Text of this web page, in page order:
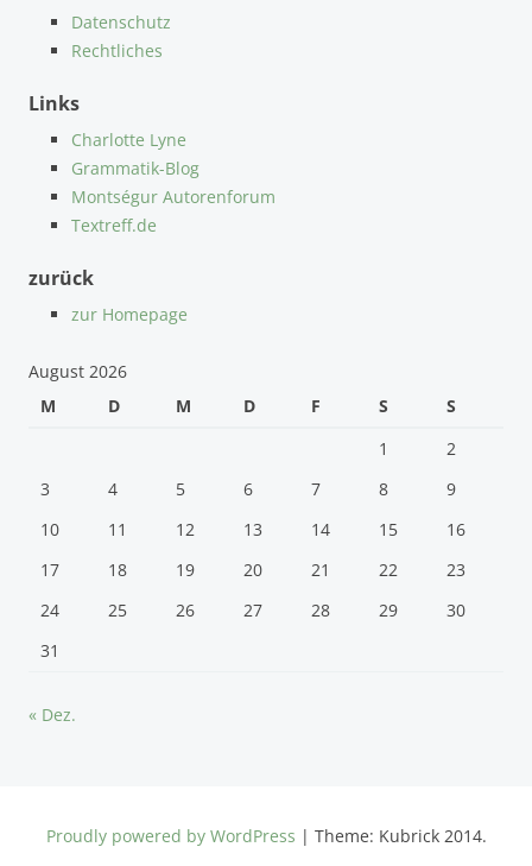
Datenschutz
Rechtliches
Links
Charlotte Lyne
Grammatik-Blog
Montségur Autorenforum
Textreff.de
zurück
zur Homepage
August 2026
M
D M D F S
S
1
2
3
4 5 6 7 8
9
10
11 12 13 14 15
16
17
18 19 20 21 22
23
24
25 26 27 28 29
30
31
« Dez.
Proudly powered by WordPress | Theme: Kubrick 2014.